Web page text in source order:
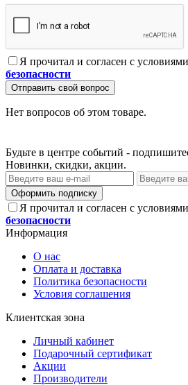
Я прочитал и согласен с условиями
безопасности
Отправить свой вопрос
Нет вопросов об этом товаре.
Будьте в центре событий -
Новинки, скидки, акции.
Оформить подписку
Я прочитал и согласен с условиями
безопасности
Информация
О нас
Оплата и доставка
Политика безопасности
Условия соглашения
Клиентская зона
Личный кабинет
Подарочный сертификат
Акции
Производители